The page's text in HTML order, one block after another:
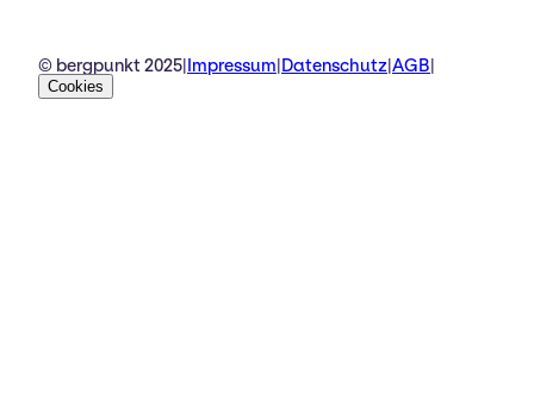
© bergpunkt 2025 Impressum Datenschutz AGB
Cookies